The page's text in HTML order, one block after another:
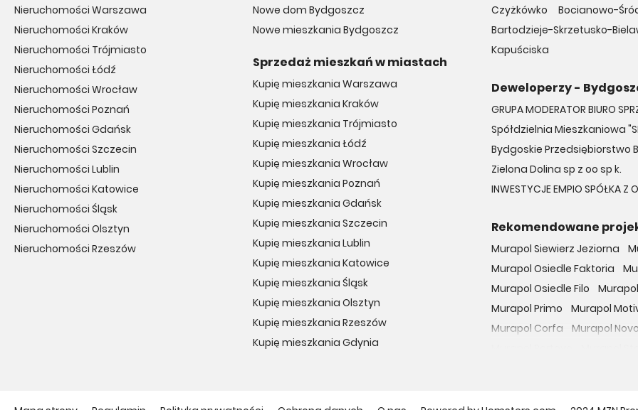
Nieruchomości Warszawa
Nieruchomości Kraków
Nieruchomości Trójmiasto
Nieruchomości Łódź
Nieruchomości Wrocław
Nieruchomości Poznań
Nieruchomości Gdańsk
Nieruchomości Szczecin
Nieruchomości Lublin
Nieruchomości Katowice
Nieruchomości Śląsk
Nieruchomości Olsztyn
Nieruchomości Rzeszów
Nowe dom Bydgoszcz
Nowe mieszkania Bydgoszcz
Sprzedaż mieszkań w miastach
Kupię mieszkania Warszawa
Kupię mieszkania Kraków
Kupię mieszkania Trójmiasto
Kupię mieszkania Łódź
Kupię mieszkania Wrocław
Kupię mieszkania Poznań
Kupię mieszkania Gdańsk
Kupię mieszkania Szczecin
Kupię mieszkania Lublin
Kupię mieszkania Katowice
Kupię mieszkania Śląsk
Kupię mieszkania Olsztyn
Kupię mieszkania Rzeszów
Kupię mieszkania Gdynia
Czyżkówko Bocianowo-
Bartodzieje-Skrzetusko-
Kapuściska
Deweloperzy -
GRUPA MODERATOR BIURO
Spółdzielnia Mieszkaniowa
Bydgoskie Przedsiębiorstwo
Zielona Dolina sp z oo sp k.
INWESTYCJE EMPIO SPÓŁKA
Rekomendowane
Murapol Siewierz Jeziorna
Murapol Osiedle Faktoria
Murapol Osiedle Filo
Murapol Primo
Murapol
Murapol Corfa
Murapol Novo